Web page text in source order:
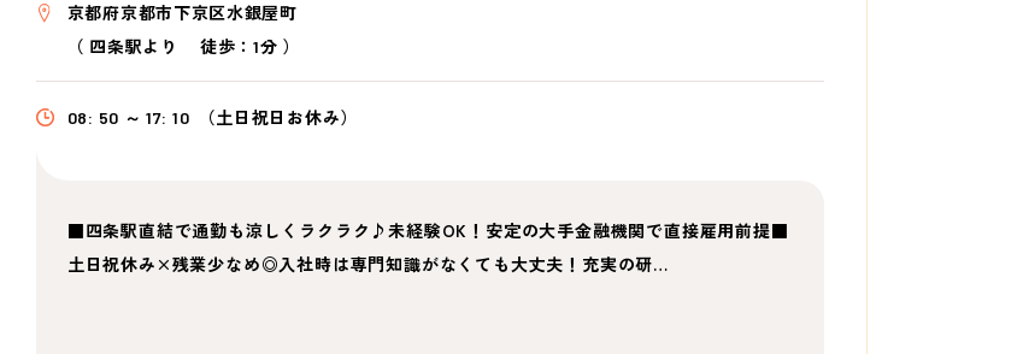
京都府京都市下京区水銀屋町
（ 四条駅より徒歩：1分 ）
08: 50 ～ 17: 10 （土日祝日お休み）
■四条駅直結で通勤も涼しくラクラク♪未経験OK！安定の大手金融機関で直接雇用前提■
土日祝休み×残業少なめ◎入社時は専門知識がなくても大丈夫！充実の研…